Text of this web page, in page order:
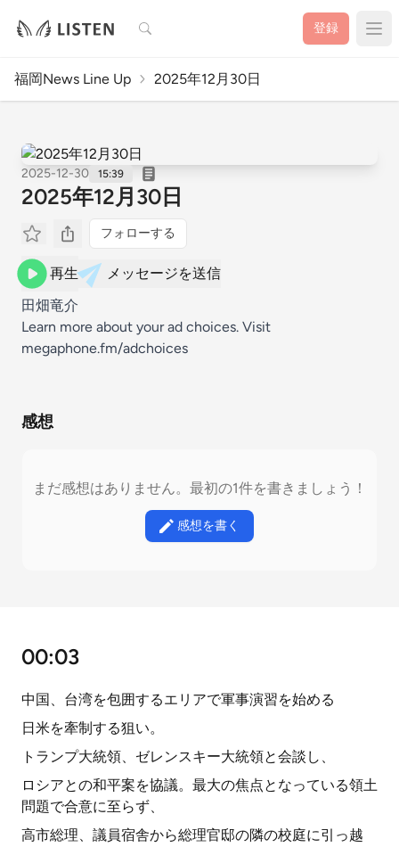
検索 登録
福岡News Line Up 2025年12月30日
2025-12-30 15:39
2025年12月30日
フォローする
再生
メッセージを送信
田畑竜介
Learn more about your ad choices. Visit
megaphone.fm/adchoices
感想
まだ感想はありません。最初の1件を書きましょう！
感想を書く
00:03
中国、台湾を包囲するエリアで軍事演習を始める
日米を牽制する狙い。
トランプ大統領、ゼレンスキー大統領と会談し、
ロシアとの和平案を協議。最大の焦点となっている領土
問題で合意に至らず、
高市総理、議員宿舎から総理官邸の隣の校庭に引っ越